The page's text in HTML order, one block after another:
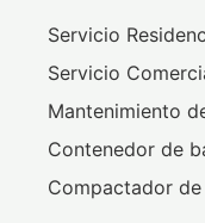
Servicio
Servicio
Mantenimiento
Contenedor de
Compactador de